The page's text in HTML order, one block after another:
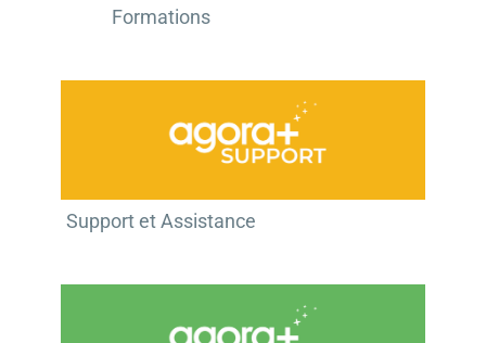
Formations
Support et Assistance​